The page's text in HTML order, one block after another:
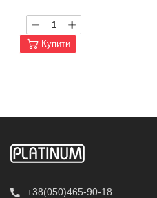
Купити
+38(050)465-90-18